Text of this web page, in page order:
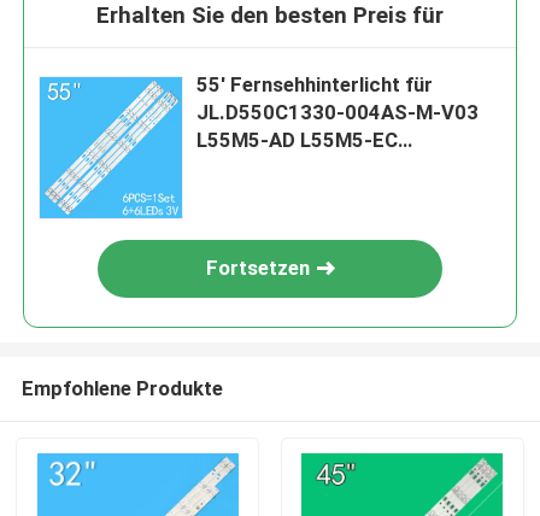
Erhalten Sie den besten Preis für
55' Fernsehhinterlicht für
JL.D550C1330-004AS-M-V03
L55M5-AD L55M5-EC
Fortsetzen
Empfohlene Produkte